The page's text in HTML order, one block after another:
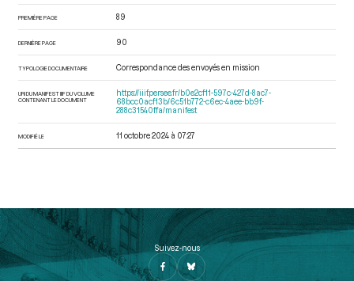
PREMIÈRE PAGE 89
DERNIÈRE PAGE 90
TYPOLOGIE DOCUMENTAIRE Correspondance des envoyés en mission
URI DU MANIFEST IIIF DU VOLUME
CONTENANT LE DOCUMENT
https://iiif.persee.fr/b0e2cf11-597c-427d-8ac7-
68bcc0acf13b/6c51b772-c6ec-4aee-bb9f-
288c31540ffa/manifest
MODIFIÉ LE 11 octobre 2024 à 07:27
Suivez-nous